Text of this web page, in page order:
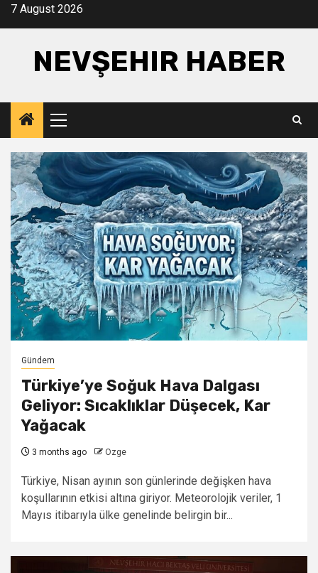
Skip7 August 2026
NEVŞEHIR HABER
Primary
Menu
Gündem
Türkiye’ye Soğuk Hava Dalgası
Geliyor: Sıcaklıklar Düşecek, Kar
Yağacak
3 months ago Ozge
Türkiye, Nisan ayının son günlerinde değişken hava
koşullarının etkisi altına giriyor. Meteorolojik veriler, 1
Mayıs itibarıyla ülke genelinde belirgin bir...